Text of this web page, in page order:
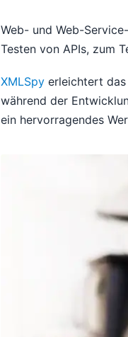
Web- und Web-
Testen von APIs, zum
XMLSpy erleichtert
während der
ein hervorragendes